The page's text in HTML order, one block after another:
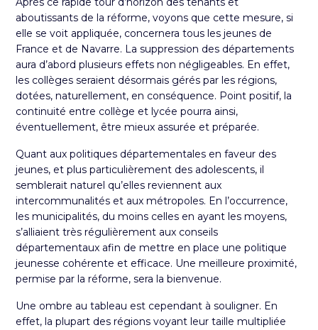
aboutissants de la réforme, voyons que cette mesure, si
elle se voit appliquée, concernera tous les jeunes de
France et de Navarre. La suppression des départements
aura d’abord plusieurs effets non négligeables. En effet,
les collèges seraient désormais gérés par les régions,
dotées, naturellement, en conséquence. Point positif, la
continuité entre collège et lycée pourra ainsi,
éventuellement, être mieux assurée et préparée.
Quant aux politiques départementales en faveur des
jeunes, et plus particulièrement des adolescents, il
semblerait naturel qu’elles reviennent aux
intercommunalités et aux métropoles. En l’occurrence,
les municipalités, du moins celles en ayant les moyens,
s’alliaient très régulièrement aux conseils
départementaux afin de mettre en place une politique
jeunesse cohérente et efficace. Une meilleure proximité,
permise par la réforme, sera la bienvenue.
Une ombre au tableau est cependant à souligner. En
effet, la plupart des régions voyant leur taille multipliée